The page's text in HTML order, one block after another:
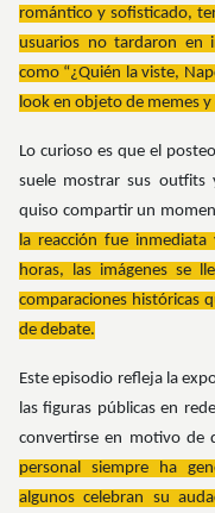
romántico y sofisticado,
usuarios no tardaron en
como “¿Quién la viste,
look en objeto de memes
Lo curioso es que el
suele mostrar sus outfits
quiso compartir un
la reacción fue
horas, las imágenes se
comparaciones históricas
de debate.
Este episodio refleja la
las figuras públicas en
convertirse en motivo de
personal siempre ha
algunos celebran su